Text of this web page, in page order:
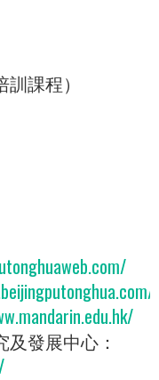
課程）
發展中心：